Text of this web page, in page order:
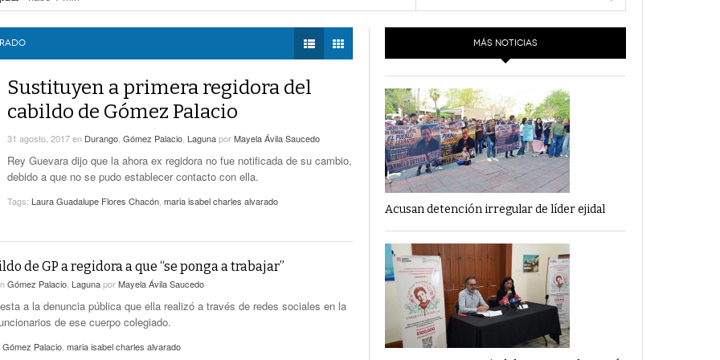
MARS Refrenda Sinergia Con Organismos
Empresariales - hace 2 horas -
CCE Solicita Incluir En Presupuesto Agua
Carga Y Conectividad- hace 2 horas -
Donarán Parte De La Venta De Cup Cakes Al
TWEETS AND
LA MEJOR 97.1
ESTÉREO GALLITO
Financiamiento’ Por PC29
‘La Laguna: Bomba De Tiempo Por Falta De
Planeación’ Por PC29- 17 mayo, 2021
‘Las Corrupciones, Sus Formas Y Efectos’ Por
PC29
- 7 mayo, 2021
Enriqueta Ochoa- hace 1 hora -
bajos precios de comercialización de los forrajes- hace 1 hora -
laborales. ‘Hacen ver a patrones como enemigos’, considera- hace 1 hora -
y actualizar padrón de personas sexoservidoras- hace 2 horas -
Sustituyen a primera regidora del
cabildo de Gómez Palacio
31 agosto, 2017en Durango Gómez Palacio LagunaporMayela Ávila Saucedo
Rey Guevara dijo que la ahora ex regidora no fue notificada de su cambio,
debido a que no se pudo establecer contacto con ella.
Tags: Laura Guadalupe Flores Chacón maria isabel charles alvarado
de GP a regidora a que “se ponga a trabajar”
Gómez Palacio LagunaporMayela Ávila Saucedo
a la denuncia pública que ella realizó a través de redes sociales en la
de ese cuerpo colegiado.
Gómez Palacio maria isabel charles alvarado
MÁS NOTICIAS
Acusan detención irregular de líder ejidal